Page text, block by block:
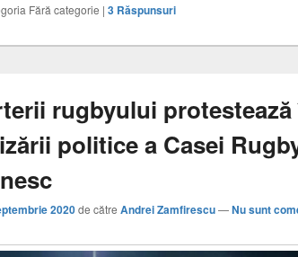
Fără categorie | 3 Răspunsuri
rugbyului
politice a Casei
2020de către Andrei Zamfirescu—Nu sunt